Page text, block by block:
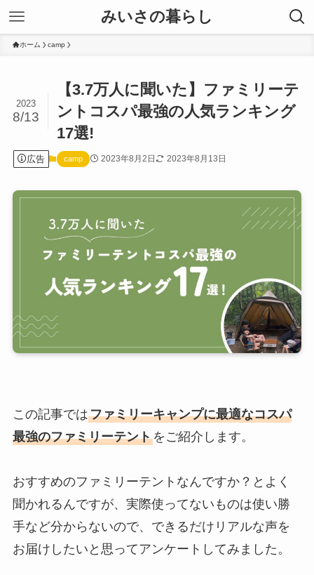
みいさの暮らし
ホーム camp
【3.7万人に聞いた】ファミリーテ
ントコスパ最強の人気ランキング
17選!
2023
8/13
広告 camp 2023年8月2日 2023年8月13日
この記事ではファミリーキャンプに最適なコスパ
最強のファミリーテントをご紹介します。
おすすめのファミリーテントなんですか？とよく
聞かれるんですが、実際使ってないものは使い勝
手など分からないので、できるだけリアルな声を
お届けしたいと思ってアンケートしてみました。